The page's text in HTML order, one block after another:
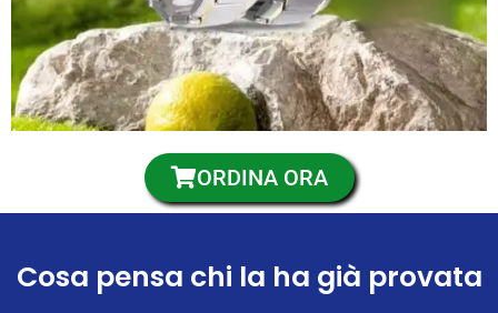
ORDINA ORA
Cosa pensa chi la ha già provata